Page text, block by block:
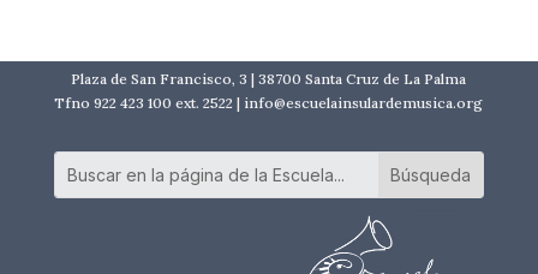
Plaza de San Francisco, 3 | 38700 Santa Cruz de La Palma
Tfno 922 423 100 ext. 2522 | info@escuelainsulardemusica.org